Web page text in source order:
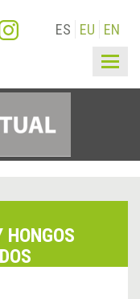
ES EU EN